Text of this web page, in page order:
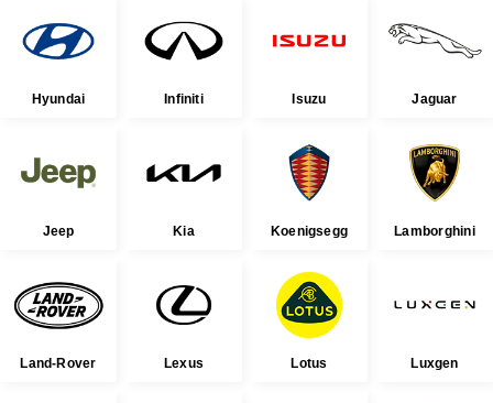
Hyundai Infiniti Isuzu Jaguar
Jeep Kia Koenigsegg Lamborghini
Land-Rover Lexus Lotus Luxgen